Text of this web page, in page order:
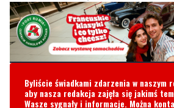
Byliście świadkami zdarzenia w naszym
aby nasza redakcja zajęła się jakimś
Wasze sygnały i informacje. Można
redakcja@nadmorski24.plDyżurujemy
telefonu729 715 670.